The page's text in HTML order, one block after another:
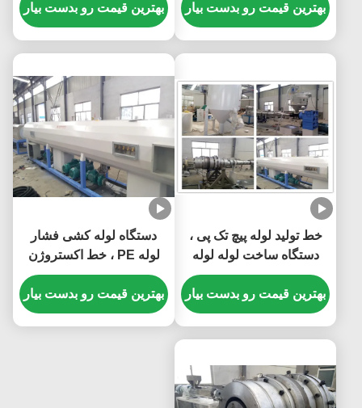
بهترین قیمت رو بدست بیار بهترین قیمت رو بدست بیار
خط تولید لوله پیچ تک پی ،
دستگاه ساخت لوله لوله
سرد و داغ
بهترین قیمت رو بدست بیار
دستگاه لوله کشی فشار
لوله PE ، خط اکستروژن
لوله بزرگتر قطر PE
بهترین قیمت رو بدست بیار